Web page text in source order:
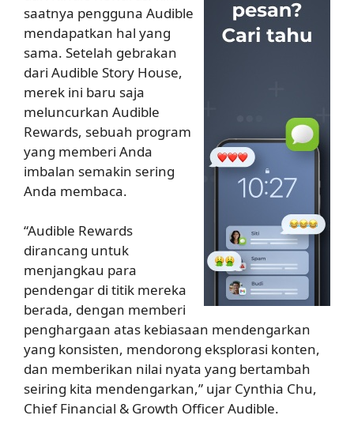
saatnya pengguna Audible
mendapatkan hal yang
sama. Setelah gebrakan
dari Audible Story House,
merek ini baru saja
meluncurkan Audible
Rewards, sebuah program
yang memberi Anda
imbalan semakin sering
Anda membaca.
“Audible Rewards
dirancang untuk
menjangkau para
pendengar di titik mereka
berada, dengan memberi
penghargaan atas kebiasaan mendengarkan
yang konsisten, mendorong eksplorasi konten,
dan memberikan nilai nyata yang bertambah
seiring kita mendengarkan,” ujar Cynthia Chu,
Chief Financial & Growth Officer Audible.